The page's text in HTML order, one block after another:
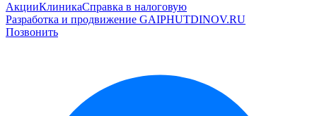
АкцииКлиникаСправка в налоговую
Разработка и продвижение GAIPHUTDINOV.RU
Позвонить